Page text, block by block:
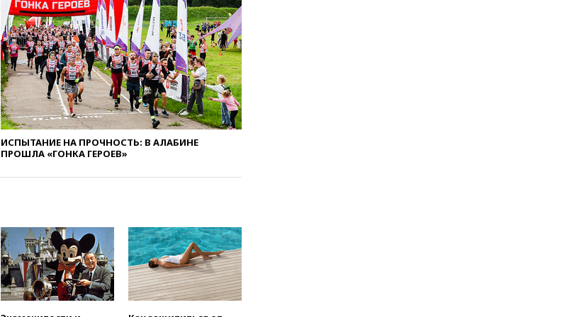
Судного дня» прозвучали три
сообщения
13:29Восемь человек
пострадали при наезде
автомобиля на толпу в Омске
13:19WP: Трамп определился
со своим преемником
13:13СК возбудил дело по
факту гибели женщины и
ребенка в Раменском
12:57В Луганске при ракетном
12:44
МВД: число
преступлений, связанных с
отмыванием денег, достигло
рекордного показателя
12:40
В Подмосковье
женщина и трехлетний
ребенок погибли при падении
ИСПЫТАНИЕ НА ПРОЧНОСТЬ: В АЛАБИНЕ
ПРОШЛА «ГОНКА ГЕРОЕВ»